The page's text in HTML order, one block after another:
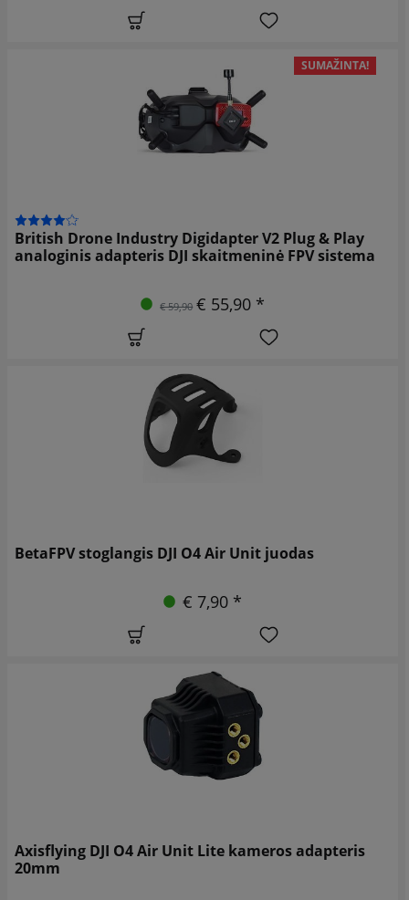
SUMAŽINTA!
British Drone Industry Digidapter V2 Plug & Play
analoginis adapteris DJI skaitmeninė FPV sistema
€ 59,90 € 55,90 *
BetaFPV stoglangis DJI O4 Air Unit juodas
€ 7,90 *
Axisflying DJI O4 Air Unit Lite kameros adapteris
20mm